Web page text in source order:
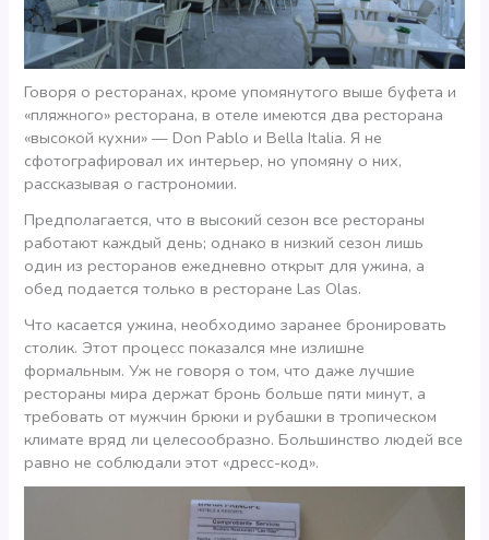
Говоря о ресторанах, кроме упомянутого выше буфета и
«пляжного» ресторана, в отеле имеются два ресторана
«высокой кухни» — Don Pablo и Bella Italia. Я не
сфотографировал их интерьер, но упомяну о них,
рассказывая о гастрономии.
Предполагается, что в высокий сезон все рестораны
работают каждый день; однако в низкий сезон лишь
один из ресторанов ежедневно открыт для ужина, а
обед подается только в ресторане Las Olas.
Что касается ужина, необходимо заранее бронировать
столик. Этот процесс показался мне излишне
формальным. Уж не говоря о том, что даже лучшие
рестораны мира держат бронь больше пяти минут, а
требовать от мужчин брюки и рубашки в тропическом
климате вряд ли целесообразно. Большинство людей все
равно не соблюдали этот «дресс-код».